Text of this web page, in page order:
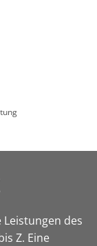
des
Z. Eine